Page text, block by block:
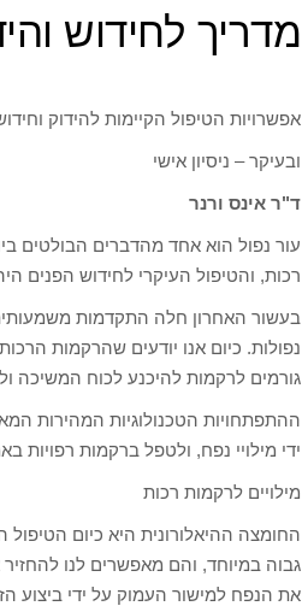
מדריך לחידוש
אפשרויות הטיפול הקיימות להידוק
ובעיקר – ניסיון אישי
ד"ר אינס ורנר
עור נפול הוא אחד מהדברים הבולטים
רכות, והטיפול העיקרי לחידוש הפנים
בעשור האחרון חלה התקדמות משמעותית
נפולות. כיום אנו יודעים שהרקמות
גורמים לרקמות להיכנע לכוח המשיכה
ההתפתחויות הטכנולוגיות המהירות
ידי מילויי נפח, ולטפל ברקמות רפויות
מילויים לרקמות רכות
החומצה ההיאלורונית היא כיום הטיפול
גבוה במיוחד, והם מאפשרים לנו
את הנפח למישור העמוק על ידי ביצוע